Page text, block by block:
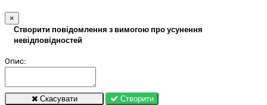
×
Створити повідомлення з вимогою про усунення
невідповідностей
Опис:
Скасувати
Створити